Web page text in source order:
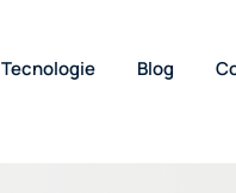
Tecnologie Blog